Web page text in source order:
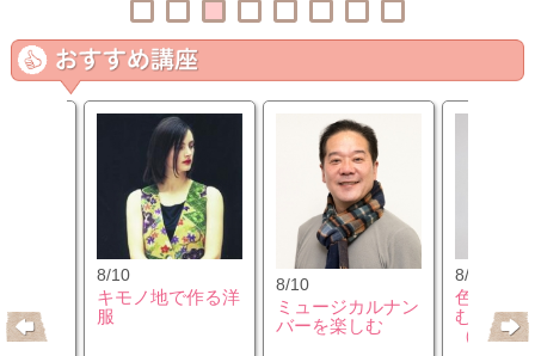
8/10
キモノ地で作る洋
服
8/10
ミュージカルナン
バーを楽しむ
8/12
色のチカ
むカラー
（第2水